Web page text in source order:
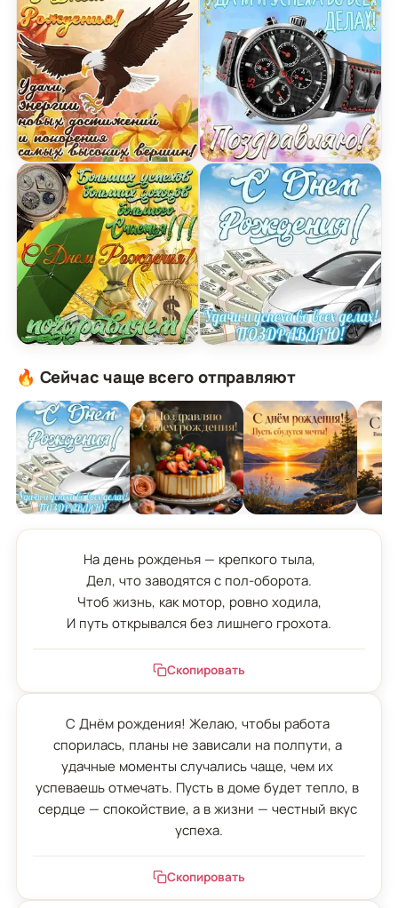
Открытка с Днем Рождения Мужчине с
Картинка с днем рождения мужчине с
Открытка с Днем
Открытка с Днем
🔥 Сейчас чаще всего отправляют
На день рожденья — крепкого тыла,
Дел, что заводятся с пол-оборота.
Чтоб жизнь, как мотор, ровно ходила,
И путь открывался без лишнего грохота.
Скопировать
С Днём рождения! Желаю, чтобы работа
спорилась, планы не зависали на полпути, а
удачные моменты случались чаще, чем их
успеваешь отмечать. Пусть в доме будет тепло, в
сердце — спокойствие, а в жизни — честный вкус
успеха.
Скопировать